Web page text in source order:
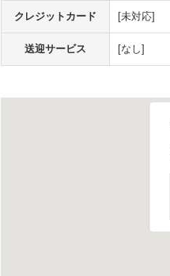
クレジットカード [未対応]
送迎サービス [なし]